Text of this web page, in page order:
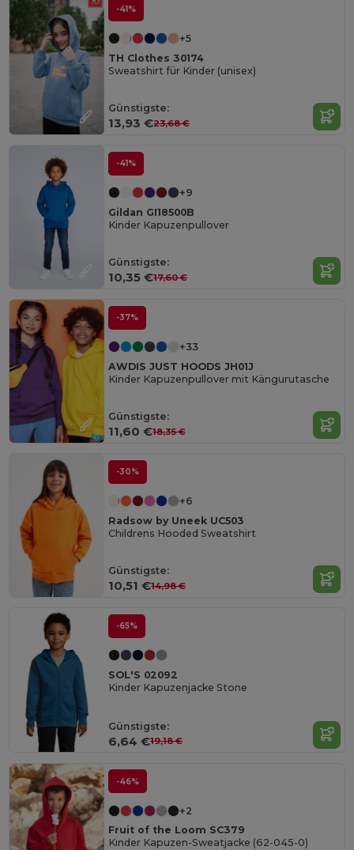
-41%
+5
TH Clothes 30174
Sweatshirt für Kinder (unisex)
Günstigste:
13,93 €23,68 €
-41%
+9
Gildan GI18500B
Kinder Kapuzenpullover
Günstigste:
10,35 €17,60 €
-37%
+33
AWDIS JUST HOODS JH01J
Kinder Kapuzenpullover mit Kängurutasche
Günstigste:
11,60 €18,35 €
-30%
+6
Radsow by Uneek UC503
Childrens Hooded Sweatshirt
Günstigste:
10,51 €14,98 €
-65%
SOL'S 02092
Kinder Kapuzenjacke Stone
Günstigste:
6,64 €19,18 €
-46%
+2
Fruit of the Loom SC379
Kinder Kapuzen-Sweatjacke (62-045-0)